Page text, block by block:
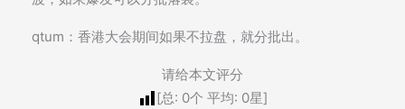
qtum：香港大会期间如果不拉盘，就分批出。
请给本文评分
[总: 0个 平均: 0星]